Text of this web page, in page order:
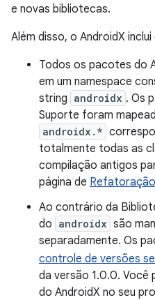
e novas bibliotecas.
Além disso, o AndroidX
Todos os pacotes do
em um namespace
string androidx . Os
Suporte foram
androidx.*
totalmente todas as
compilação antigos
página de
Ao contrário da
do androidx são
separadamente. Os
controle de versões
da versão 1.0.0. Você
do AndroidX no seu